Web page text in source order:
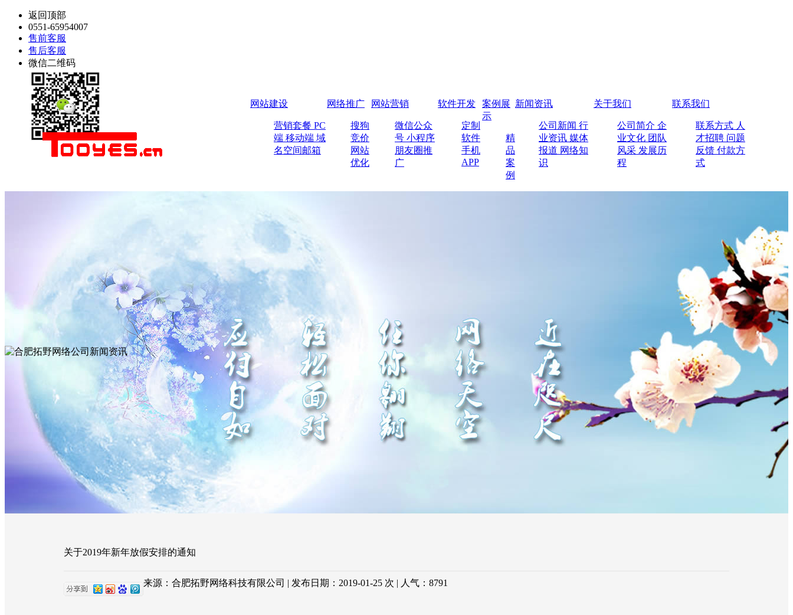
返回顶部
0551-65954007
售前客服
售后客服
微信二维码
网站建设
营销套餐 PC
端 移动端 域
名空间邮箱
网络推广
搜狗
竞价
网站
优化
网站营销
微信公众
号 小程序
朋友圈推
广
软件开发
定制
软件
手机
APP
案例展
示
精
品
案
例
新闻资讯
公司新闻 行
业资讯 媒体
报道 网络知
识
关于我们
公司简介 企
业文化 团队
风采 发展历
程
联系我们
联系方式 人
才招聘 问题
反馈 付款方
式
关于2019年新年放假安排的通知
来源：合肥拓野网络科技有限公司 | 发布日期：2019-01-25 次 | 人气： 8791